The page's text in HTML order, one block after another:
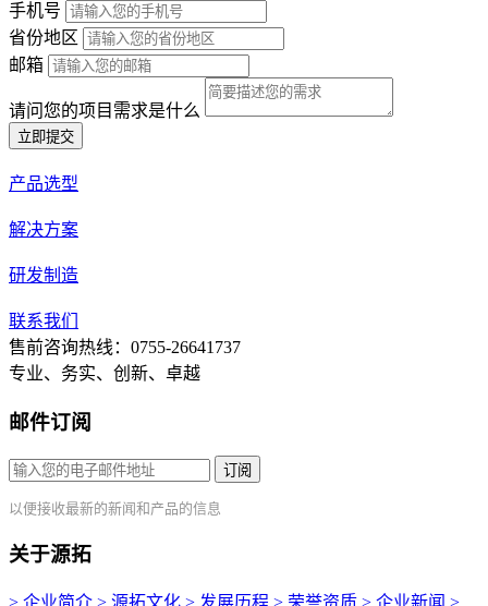
手机号
省份地区
邮箱
请问您的项目需求是什么
立即提交
产品选型
解决方案
研发制造
联系我们
售前咨询热线：0755-26641737
专业、务实、创新、卓越
邮件订阅
订阅
以便接收最新的新闻和产品的信息
关于源拓